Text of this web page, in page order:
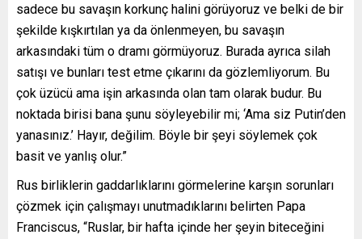
sadece bu savaşın korkunç halini görüyoruz ve belki de bir
şekilde kışkırtılan ya da önlenmeyen, bu savaşın
arkasındaki tüm o dramı görmüyoruz. Burada ayrıca silah
satışı ve bunları test etme çıkarını da gözlemliyorum. Bu
çok üzücü ama işin arkasında olan tam olarak budur. Bu
noktada birisi bana şunu söyleyebilir mi; ‘Ama siz Putin’den
yanasınız.’ Hayır, değilim. Böyle bir şeyi söylemek çok
basit ve yanlış olur.”
Rus birliklerin gaddarlıklarını görmelerine karşın sorunları
çözmek için çalışmayı unutmadıklarını belirten Papa
Franciscus, “Ruslar, bir hafta içinde her şeyin biteceğini